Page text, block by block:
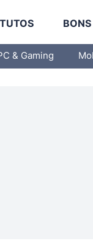
TUTOS
& Gaming